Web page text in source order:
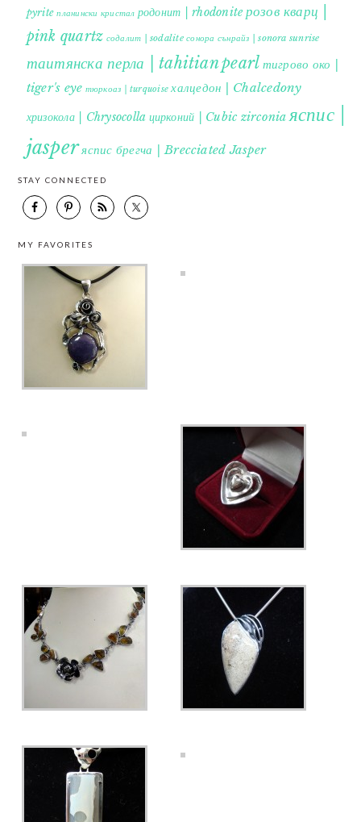
pyrite планински кристал родонит | rhodonite розов кварц |
pink quartz содалит | sodalite сонора сънрайз | sonora sunrise
таитянска перла | tahitian pearl тигрово око |
tiger's eye тюркоаз | turquoise халцедон | Chalcedony
хризокола | Chrysocolla цирконий | Cubic zirconia яспис |
jasperяспис брегча | Brecciated Jasper
STAY CONNECTED
MY FAVORITES